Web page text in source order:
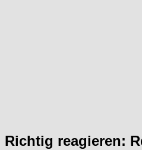
Richtig reagieren: